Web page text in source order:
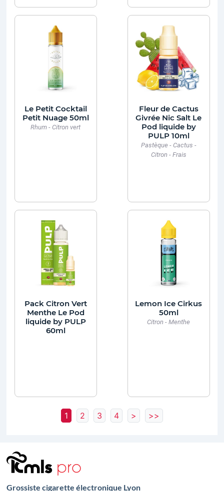
Le Petit Cocktail
Petit Nuage 50ml
Rhum - Citron vert
Fleur de Cactus
Givrée Nic Salt Le
Pod liquide by
PULP 10ml
Pastèque - Cactus -
Citron - Frais
Pack Citron Vert
Menthe Le Pod
liquide by PULP
60ml
Lemon Ice Cirkus
50ml
Citron - Menthe
1 2 3 4 > >>
Grossiste cigarette électronique Lyon